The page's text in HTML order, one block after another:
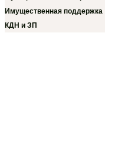
Имущественная поддержка
КДН и ЗП